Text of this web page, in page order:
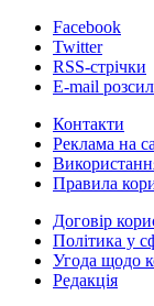
Facebook
Twitter
RSS-стрічки
E-mail
Контакти
Реклама на
Правила
Договір
Політика у
Угода щодо
Редакція